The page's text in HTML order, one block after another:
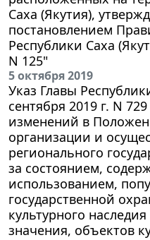
Саха (Якутия),
постановлением
Республики Саха
N 125"
5 октября 2019
Указ Главы
сентября 2019 г. N
изменений в
организации и
регионального
за состоянием,
использованием,
государственной
культурного
значения, объектов